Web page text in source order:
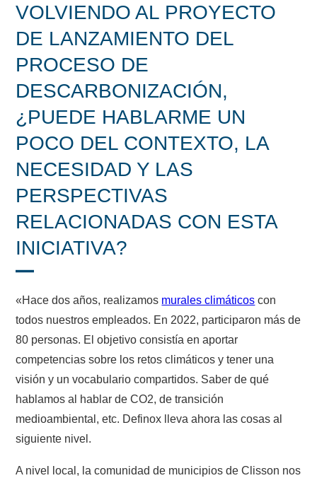
VOLVIENDO AL PROYECTO
DE LANZAMIENTO DEL
PROCESO DE
DESCARBONIZACIÓN,
¿PUEDE HABLARME UN
POCO DEL CONTEXTO, LA
NECESIDAD Y LAS
PERSPECTIVAS
RELACIONADAS CON ESTA
INICIATIVA?
«Hace dos años, realizamos murales climáticos con
todos nuestros empleados. En 2022, participaron más de
80 personas. El objetivo consistía en aportar
competencias sobre los retos climáticos y tener una
visión y un vocabulario compartidos. Saber de qué
hablamos al hablar de CO2, de transición
medioambiental, etc. Definox lleva ahora las cosas al
siguiente nivel.
A nivel local, la comunidad de municipios de Clisson nos